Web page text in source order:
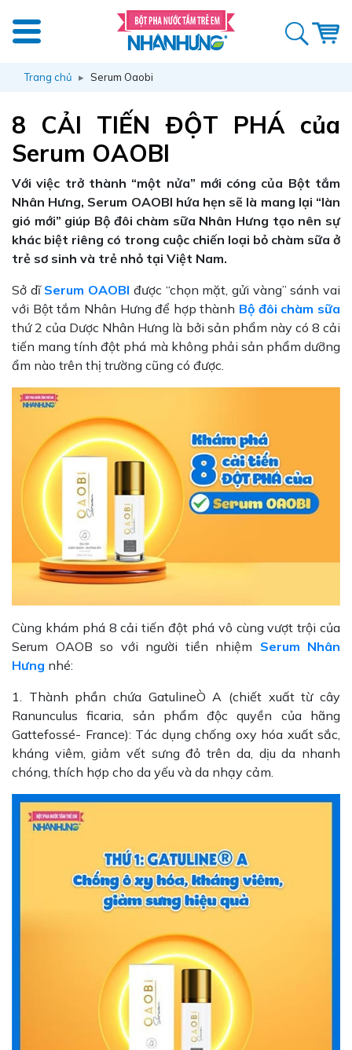
Trang chủ Serum Oaobi
8 CẢI TIẾN ĐỘT PHÁ của
Serum OAOBI
Với việc trở thành “một nửa” mới cóng của Bột tắm
Nhân Hưng, Serum OAOBI hứa hẹn sẽ là mang lại “làn
gió mới” giúp Bộ đôi chàm sữa Nhân Hưng tạo nên sự
khác biệt riêng có trong cuộc chiến loại bỏ chàm sữa ở
trẻ sơ sinh và trẻ nhỏ tại Việt Nam.
Sở dĩ Serum OAOBI được “chọn mặt, gửi vàng” sánh vai
với Bột tắm Nhân Hưng để hợp thành Bộ đôi chàm sữa
thứ 2 của Dược Nhân Hưng là bởi sản phẩm này có 8 cải
tiến mang tính đột phá mà không phải sản phẩm dưỡng
ẩm nào trên thị trường cũng có được.
Cùng khám phá 8 cải tiến đột phá vô cùng vượt trội của
Serum OAOB so với người tiền nhiệm Serum Nhân
Hưng nhé:
1. Thành phần chứa GatulineÒ A (chiết xuất từ cây
Ranunculus ficaria, sản phẩm độc quyền của hãng
Gattefossé- France): Tác dụng chống oxy hóa xuất sắc,
kháng viêm, giảm vết sưng đỏ trên da, dịu da nhanh
chóng, thích hợp cho da yếu và da nhạy cảm.